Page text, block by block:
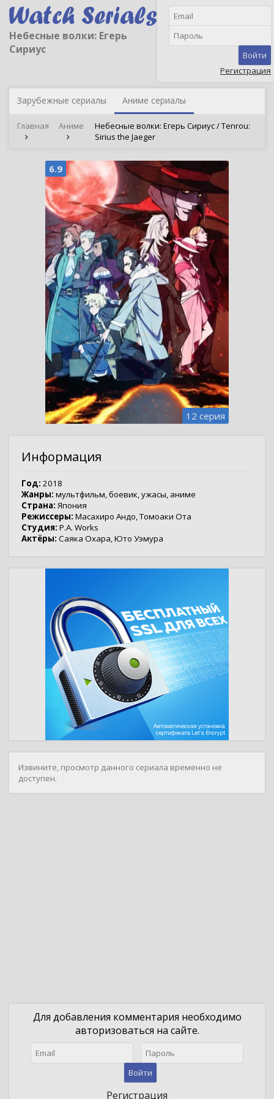
Небесные волки: Егерь
Сириус
Войти
Регистрация
Зарубежные сериалы Аниме сериалы
Главная Аниме
Небесные волки: Егерь Сириус / Tenrou:
Sirius the Jaeger
6.9
12 серия
Информация
Год: 2018
Жанры: мультфильм,боевик,ужасы, аниме
Страна: Япония
Режиссеры: Масахиро Андо,Томоаки Ота
Студия: P.A. Works
Актёры: Саяка Охара,Юто Уэмура
Извините, просмотр данного сериала временно не
доступен.
Для добавления комментария необходимо
авторизоваться на сайте.
Войти
Регистрация